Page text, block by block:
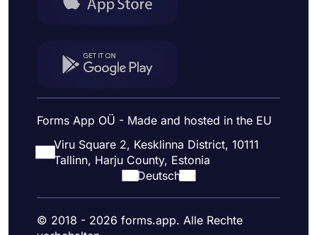
Forms App OÜ - Made and hosted in the EU
Viru Square 2, Kesklinna District, 10111
Tallinn, Harju County, Estonia
Deutsch
© 2018 - 2026 forms.app. Alle Rechte